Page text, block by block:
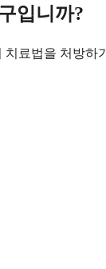
입니까?
료법을 처방